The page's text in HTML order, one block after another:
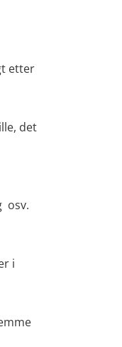
etter
det
osv.
i